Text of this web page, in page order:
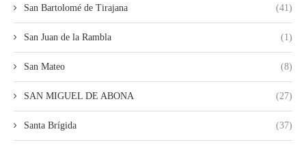
San Bartolomé de Tirajana (41)
San Juan de la Rambla (1)
San Mateo (8)
SAN MIGUEL DE ABONA (27)
Santa Brígida (37)